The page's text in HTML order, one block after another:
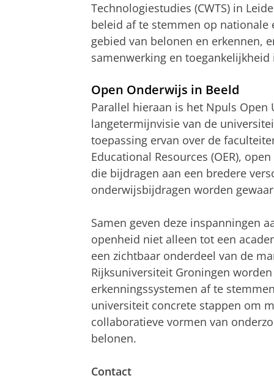
Technologiestudies (CWTS) in
beleid af te stemmen op
gebied van belonen en erkennen,
samenwerking en
Open Onderwijs in Beeld
Parallel hieraan is het Npuls
langetermijnvisie van de
toepassing ervan over de
Educational Resources (OER),
die bijdragen aan een bredere
onderwijsbijdragen worden
Samen geven deze inspanningen
openheid niet alleen tot een
een zichtbaar onderdeel van de
Rijksuniversiteit Groningen
erkenningssystemen af te
universiteit concrete stappen om
collaboratieve vormen van
belonen.
Contact